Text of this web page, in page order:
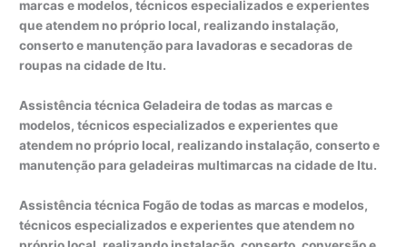
marcas e modelos, técnicos especializados e experientes
que atendem no próprio local, realizando instalação,
conserto e manutenção para lavadoras e secadoras de
roupas na cidade de Itu.
Assistência técnica Geladeira de todas as marcas e
modelos, técnicos especializados e experientes que
atendem no próprio local, realizando instalação, conserto e
manutenção para geladeiras multimarcas na cidade de Itu.
Assistência técnica Fogão de todas as marcas e modelos,
técnicos especializados e experientes que atendem no